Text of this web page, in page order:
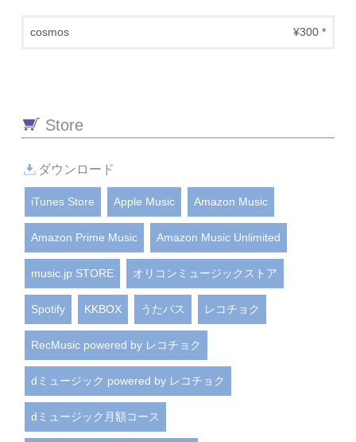
cosmos ¥300 *
Store
ダウンロード
iTunes Store Apple Music Amazon Music
Amazon Prime Music Amazon Music Unlimited
music.jp STORE オリコンミュージックストア
Spotify KKBOX うたパス レコチョク
RecMusic powered by レコチョク
dミュージック powered by レコチョク
dミュージック月額コース